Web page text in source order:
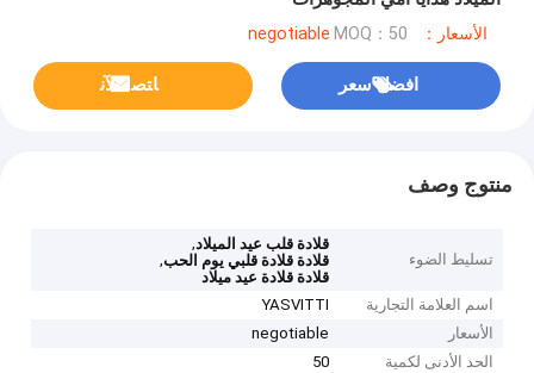
الأسعار：negotiable MOQ：50
افضل سعر ﺎﺘﺼﻟ ﺍﻶﻧ
منتوج وصف
تسليط الضوء
قلادة قلب عيد الميلاد,
قلادة قلادة قلبي يوم الحب,
قلادة قلادة عيد ميلاد
اسم العلامة التجارية
YASVITTI
الأسعار
negotiable
الحد الأدنى لكمية
50